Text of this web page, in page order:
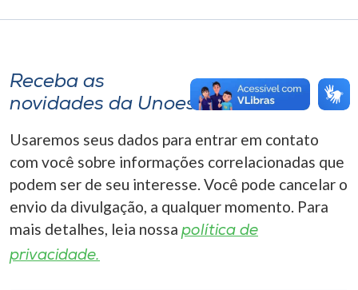
Receba as
novidades da Unoesc
Usaremos seus dados para entrar em contato
com você sobre informações correlacionadas que
podem ser de seu interesse. Você pode cancelar o
envio da divulgação, a qualquer momento. Para
mais detalhes, leia nossa política de
privacidade.